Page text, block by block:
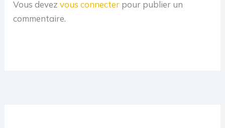
Vous devezvous connecter pour publier un
commentaire.